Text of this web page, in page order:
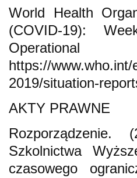
World Health
(COVID-19):
https://
2019/situation-
AKTY PRAWNE
Szkolnictwa
czasowego